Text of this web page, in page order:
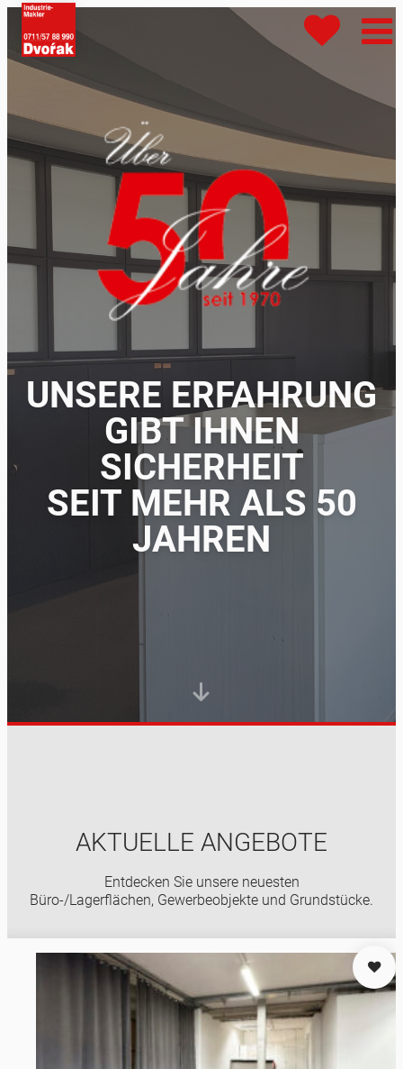
UNSERE ERFAHRUNG
GIBT IHNEN
SICHERHEIT
SEIT MEHR ALS 50
JAHREN
AKTUELLE ANGEBOTE
Entdecken Sie unsere neuesten
Büro-/Lagerflächen, Gewerbeobjekte und Grundstücke.